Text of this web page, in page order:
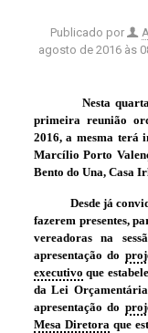
Publicado por
agosto de 2016 às
Nesta quarta-
primeira reunião
2016, a mesma terá
Marcílio Porto
Bento do Una, Casa
Desde já
fazerem presentes,
vereadoras na
apresentação do
executivo que
da Lei
apresentação do
Mesa Diretoraque